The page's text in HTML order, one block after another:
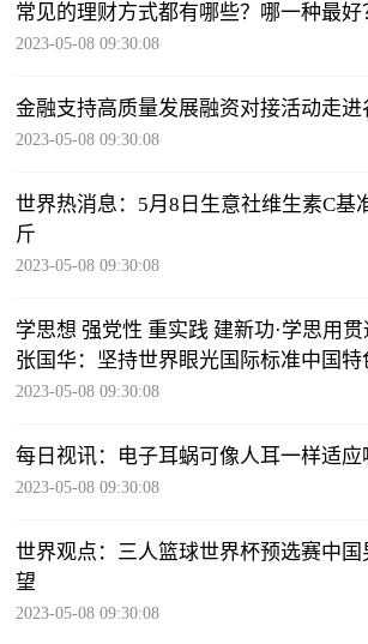
常见的理财方式都有哪些？哪一种最好
2023-05-08 09:30:08
金融支持高质量发展融资对接活动走进
2023-05-08 09:30:08
世界热消息：5月8日生意社维生素C基
斤
2023-05-08 09:30:08
学思想 强党性 重实践 建新功·学思用贯
张国华：坚持世界眼光国际标准中国特
打造贯彻落实新发展理念的创新发展示
2023-05-08 09:30:08
每日视讯：电子耳蜗可像人耳一样适应
2023-05-08 09:30:08
世界观点：三人篮球世界杯预选赛中
望
2023-05-08 09:30:08